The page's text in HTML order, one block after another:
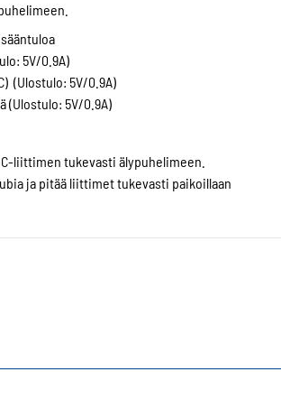
5V/0.9A)
(Ulostulo: 5V/0.9A)
(Ulostulo: 5V/0.9A)
liittimen tukevasti älypuhelimeen.
ja pitää liittimet tukevasti paikoillaan